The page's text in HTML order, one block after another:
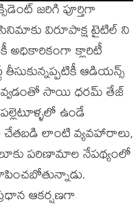
జరిగి పూర్తిగా
విరూపాక్ష టైటిల్ ని
అధికారికంగా క్లారిటీ
ఆడియన్స్
సాయి ధరమ్ తేజ్
ఉండే
లాంటి వ్యవహారాలు,
పరిణామాల నేపథ్యంలో
ఆకర్షణగా